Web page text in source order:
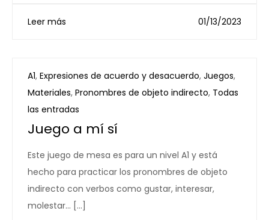
Leer más 01/13/2023
A1, Expresiones de acuerdo y desacuerdo, Juegos,
Materiales, Pronombres de objeto indirecto, Todas
las entradas
Juego a mí sí
Este juego de mesa es para un nivel A1 y está
hecho para practicar los pronombres de objeto
indirecto con verbos como gustar, interesar,
molestar… […]